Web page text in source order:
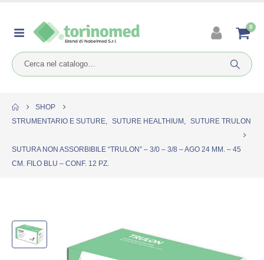
0
SHOP
STRUMENTARIO E SUTURE, SUTURE HEALTHIUM , SUTURE TRULON
SUTURA NON ASSORBIBILE “TRULON” – 3/0 – 3/8 – AGO 24 MM. – 45
CM. FILO BLU – CONF. 12 PZ.